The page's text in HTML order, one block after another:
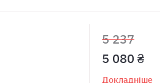
5 237
5 080 ₴
Докладніше